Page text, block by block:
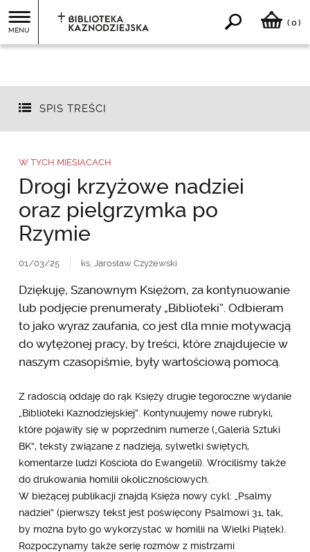
MENU
( 0)
SPIS TREŚCI
W TYCH MIESIĄCACH
Drogi krzyżowe nadziei
oraz pielgrzymka po
Rzymie
01/03/25 ks. Jarosław Czyżewski
Dziękuję, Szanownym Księżom, za kontynuowanie
lub podjęcie prenumeraty „Biblioteki”. Odbieram
to jako wyraz zaufania, co jest dla mnie motywacją
do wytężonej pracy, by treści, które znajdujecie w
naszym czasopiśmie, były wartościową pomocą.
Z radością oddaję do rąk Księży drugie tegoroczne wydanie
„Biblioteki Kaznodziejskiej”. Kontynuujemy nowe rubryki,
które pojawiły się w poprzednim numerze („Galeria Sztuki
BK”, teksty związane z nadzieją, sylwetki świętych,
komentarze ludzi Kościoła do Ewangelii). Wróciliśmy także
do drukowania homilii okolicznościowych.
W bieżącej publikacji znajdą Księża nowy cykl: „Psalmy
nadziei” (pierwszy tekst jest poświęcony Psalmowi 31, tak,
by można było go wykorzystać w homilii na Wielki Piątek).
Rozpoczynamy także serię rozmów z mistrzami